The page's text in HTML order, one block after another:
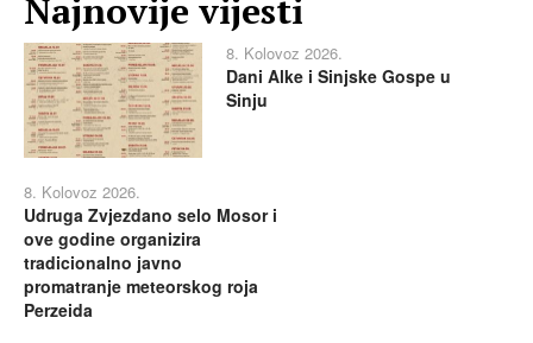
Najnovije vijesti
8. Kolovoz 2026.
Dani Alke i Sinjske Gospe u
Sinju
8. Kolovoz 2026.
Udruga Zvjezdano selo Mosor i
ove godine organizira
tradicionalno javno
promatranje meteorskog roja
Perzeida